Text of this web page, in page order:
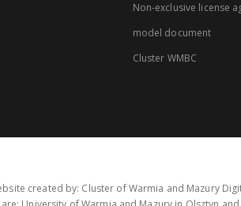
Non-exclusive license
model document
Cluster WMBC
created by: Cluster of Warmia and Mazury